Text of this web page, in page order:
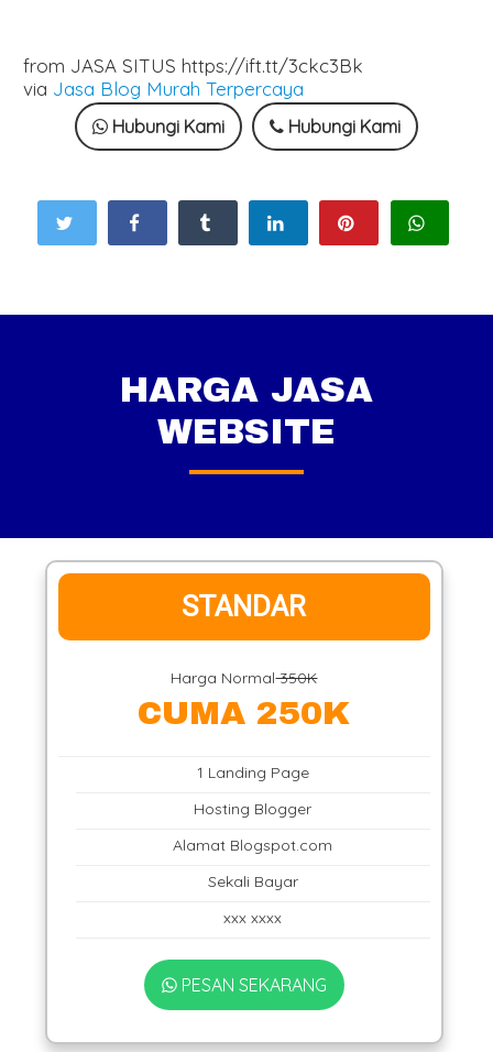
from JASA SITUS https://ift.tt/3ckc3Bk
via Jasa Blog Murah Terpercaya
Hubungi Kami Hubungi Kami
HARGA JASA
WEBSITE
STANDAR
Harga Normal350K
CUMA 250K
1 Landing Page
Hosting Blogger
Alamat Blogspot.com
Sekali Bayar
xxx xxxx
PESAN SEKARANG